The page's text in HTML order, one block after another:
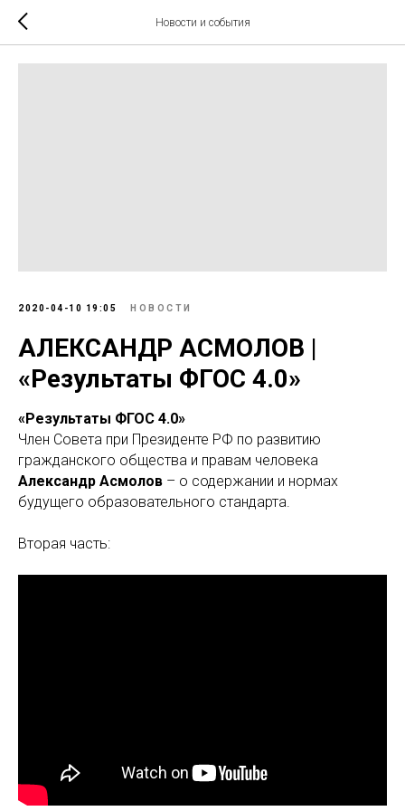
Новости и события
2020-04-10 19:05 НОВОСТИ
АЛЕКСАНДР АСМОЛОВ |
«Результаты ФГОС 4.0»
«Результаты ФГОС 4.0»
Член Совета при Президенте РФ по развитию
гражданского общества и правам человека
Александр Асмолов – о содержании и нормах
будущего образовательного стандарта.
Вторая часть: